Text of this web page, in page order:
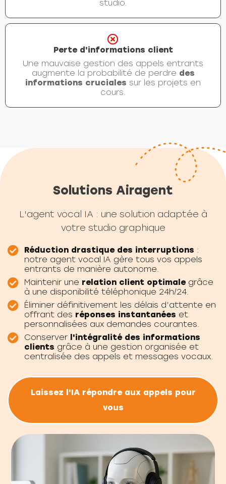
studio.
Perte d'informations client
Une mauvaise gestion des appels entrants
augmente la probabilité de perdre des
informations cruciales sur les projets en
cours.
Solutions Airagent
L'agent vocal IA : une solution adaptée à
votre studio graphique
Réduction drastique des interruptions :
notre agent vocal IA gère tous vos appels
entrants de manière autonome.
Maintenir une relation client optimalegrâce
à une disponibilité téléphonique 24h/24.
Éliminer définitivement les délais d’attente en
offrant des réponses instantanées et
personnalisées aux demandes courantes.
Conserver l'intégralité des informations
clients grâce à une gestion organisée et
centralisée des appels et messages vocaux.
Laissez l'IA répondre aux appels pour
vous